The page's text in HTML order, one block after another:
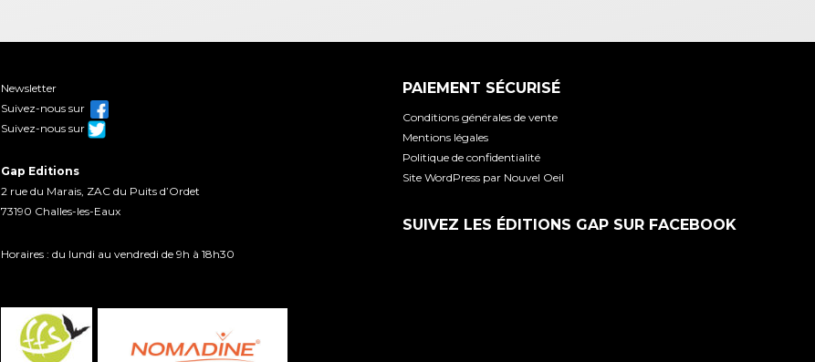
Newsletter
Suivez-nous sur
Suivez-nous sur
Gap Editions
2 rue du Marais, ZAC du Puits d’Ordet
73190 Challes-les-Eaux
Horaires : du lundi au vendredi de 9h à 18h30
PAIEMENT SÉCURISÉ
Conditions générales de vente
Mentions légales
Politique de confidentialité
Site WordPress par Nouvel Oeil
SUIVEZ LES ÉDITIONS GAP SUR FACEBOOK